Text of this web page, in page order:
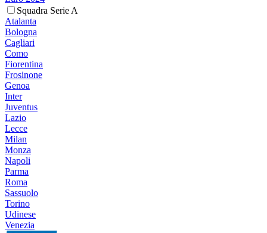
Squadra Serie A
Atalanta
Bologna
Cagliari
Como
Fiorentina
Frosinone
Genoa
Inter
Juventus
Lazio
Lecce
Milan
Monza
Napoli
Parma
Roma
Sassuolo
Torino
Udinese
Venezia